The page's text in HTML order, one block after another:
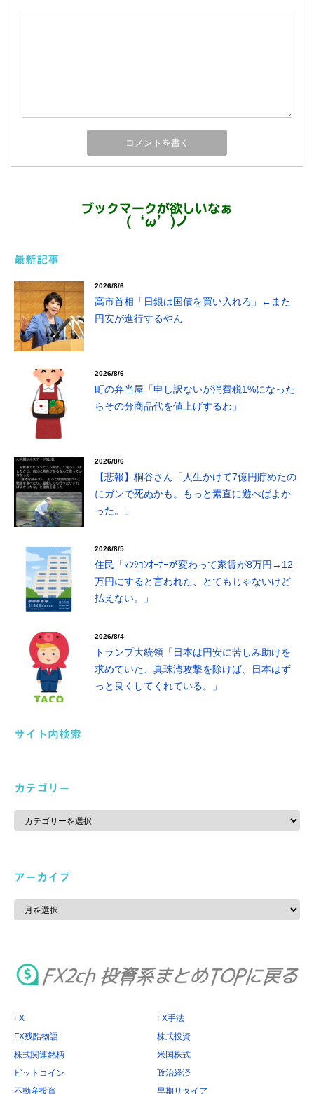
ブックマークが欲しいなぁ
(‘ω’)ノ
最新記事
2026/8/6
高市首相「日銀は国債を買い入れろ」←また
円安が進行するやん
2026/8/6
町の弁当屋「申し訳ないが消費税1%になった
らその分商品代を値上げするわ」
2026/8/6
【悲報】桐谷さん「人生かけて7億円貯めたの
にガンで死ぬかも。もっと素直に遊べばよか
った。」
2026/8/5
住民「ﾏﾝｼｮﾝｵｰﾅｰが変わって家賃が8万円→12
万円にすると言われた、とてもじゃないけど
払えない。」
2026/8/4
トランプ大統領「日本は円安に苦しみ助けを
求めていた、真珠湾攻撃を除けば、日本はず
っと良くしてくれている。」
サイト内検索
カテゴリー
カ
ゴ
アーカイブ
ア
カ
FX
FX手法
FX残酷物語
株式投資
株式関連銘柄
米国株式
ビットコイン
政治経済
不動産投資
早期リタイア